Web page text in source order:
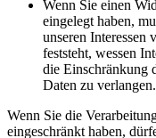
Wenn Sie einen
eingelegt haben,
unseren Interessen
feststeht, wessen
die Einschränkung
Daten zu verlangen.
Wenn Sie die
eingeschränkt haben,